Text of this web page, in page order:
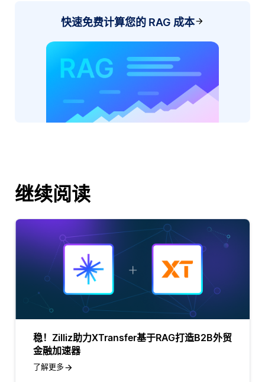
快速免费计算您的 RAG 成本
继续阅读
稳！Zilliz助力XTransfer基于RAG打造B2B外贸
金融加速器
了解更多